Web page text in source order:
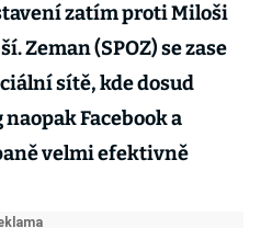
zatím proti Miloši
Zeman (SPOZ) se zase
sítě, kde dosud
Facebook a
velmi efektivně